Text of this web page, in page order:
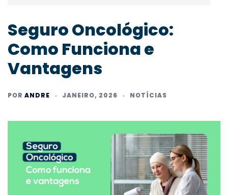
Seguro Oncológico:
Como Funciona e
Vantagens
POR ANDRE JANEIRO, 2026 NOTÍCIAS